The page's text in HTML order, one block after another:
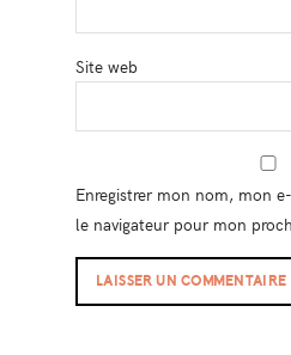
Site web
Enregistrer mon nom, mon
le navigateur pour mon